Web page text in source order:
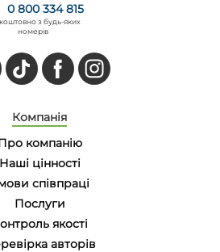
0 800 334 815
з будь-яких
номерів
Компанія
компанію
Наші цінності
співпраці
Послуги
якості
авторів